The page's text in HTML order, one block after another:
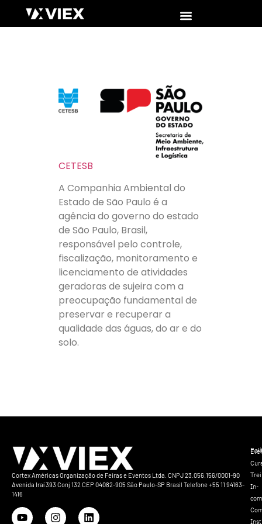
CETESB
A Companhia Ambiental do
Estado de São Paulo é a
agência do governo do estado
de São Paulo, Brasil,
responsável pelo controle,
fiscalização, monitoramento e
licenciamento de atividades
geradoras de sujeira com a
preocupação fundamental de
preservar e recuperar a
qualidade das águas, do ar e do
solo.
Cortex Américas Organização de Feiras e Eventos Ltda. CNPJ 23.056.156/0001-90
Avenida Iraí 393 Conj 132 CEP 04082-905 São Paulo-SP Brasil Telefone +55 11 94163-
1416
In-